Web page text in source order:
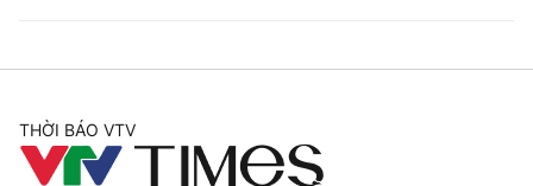
THỜI BÁO VTV